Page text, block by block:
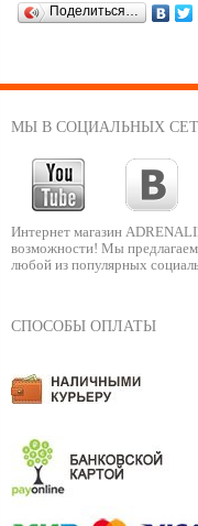
Поделиться…
МЫ В СОЦИАЛЬНЫХ
Интернет магазин
возможности! Мы
любой из популярных
СПОСОБЫ ОПЛАТЫ